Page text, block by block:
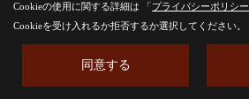
Cookieの使用に関する詳細は 「プライバシーポリシー
Cookieを受け入れるか拒否するか選択してください。
同意する